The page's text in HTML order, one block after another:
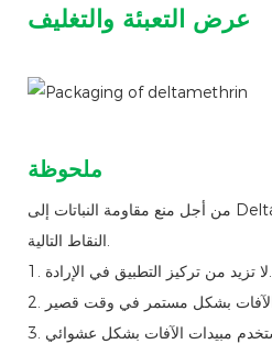
عرض التعبئة والتغليف
ملحوظة
من أجل منع مقاومة النباتات إلى Deltamethrin ، ينبغي الانتباه إلى
النقاط التالية.
1. لا تزيد من تركيز التطبيق في الإرادة.